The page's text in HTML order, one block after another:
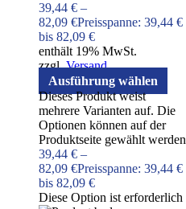
39,44 € –
82,09 €Preisspanne: 39,44 €
bis 82,09 €
enthält 19% MwSt.
zzgl.Versand
Ausführung wählen
Dieses Produkt weist
mehrere Varianten auf. Die
Optionen können auf der
Produktseite gewählt werden
39,44 € –
82,09 €Preisspanne: 39,44 €
bis 82,09 €
Diese Option ist erforderlich